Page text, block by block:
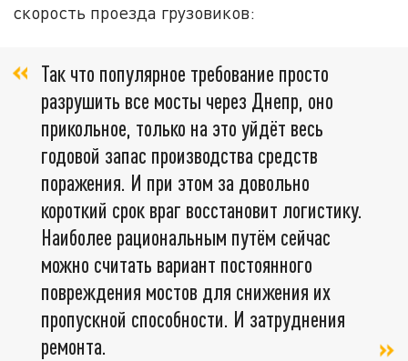
скорость проезда грузовиков:
Так что популярное требование просто
разрушить все мосты через Днепр, оно
прикольное, только на это уйдёт весь
годовой запас производства средств
поражения. И при этом за довольно
короткий срок враг восстановит логистику.
Наиболее рациональным путём сейчас
можно считать вариант постоянного
повреждения мостов для снижения их
пропускной способности. И затруднения
ремонта.